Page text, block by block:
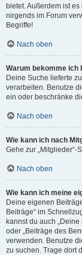
bietet. Außerdem ist
nirgends im Forum
Begriffe!
Nach oben
Warum bekomme ich
Deine Suche lieferte
verarbeiten. Benutze
ein oder beschränke
Nach oben
Wie kann ich nach
Gehe zur „Mitglieder“-
Nach oben
Wie kann ich meine
Deine eigenen
Beiträge“ im
kannst du auch
oder „Beiträge des
verwenden. Benutze
zu suchen. Trage dort